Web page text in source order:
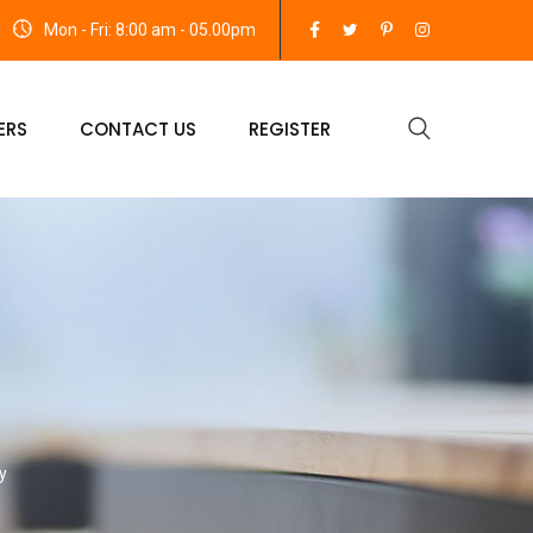
Mon - Fri: 8:00 am - 05.00pm
CONTACT US REGISTER